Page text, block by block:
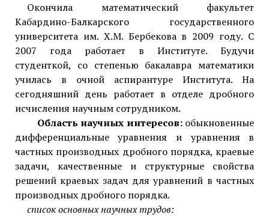
Окончила математический факультет
Кабардино-Балкарского государственного
университета им. Х.М. Бербекова в 2009 году. C
2007 года работает в Институте. Будучи
студенткой, со степенью бакалавра математики
училась в очной аспирантуре Института. На
сегодняшний день работает в отделе дробного
исчисления научным сотрудником.
Область научных интересов:обыкновенные
дифференциальные уравнения и уравнения в
частных производных дробного порядка, краевые
задачи, качественные и структурные свойства
решений краевых задач для уравнений в частных
производных дробного порядка.
список основных научных трудов: